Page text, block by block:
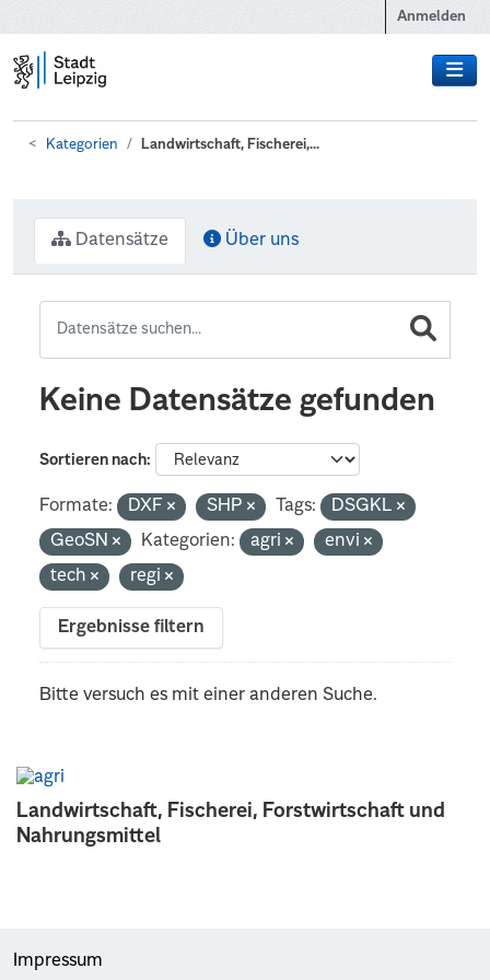
Anmelden
Kategorien Landwirtschaft, Fischerei,...
Landwirtschaft, Fischerei, Forstwirtschaft und
Nahrungsmittel
Datensätze Über uns
Keine Datensätze gefunden
Sortieren nach
Formate: DXF SHP Tags:
DSGKL
GeoSN
Kategorien: agri
envi
tech
regi
Ergebnisse filtern
Bitte versuch es mit einer anderen Suche.
Impressum